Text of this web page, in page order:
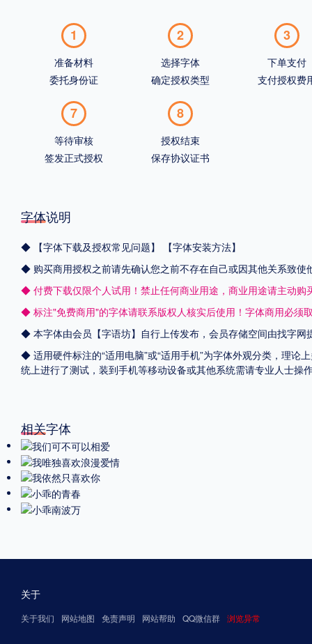
1
准备材料
委托身份证
2
选择字体
确定授权类型
3
下单支付
支付授权费
7
等待审核
签发正式授权
8
授权结束
保存协议证书
字体说明
◆ 【字体下载及授权常见问题】
【字体安装方法】
◆ 购买商用授权之前请先确认您之前不存在自己或因其他关系致使
◆ 付费下载仅限个人试用！禁止任何商业用途，商业用途请主动购
◆ 标注"免费商用"的字体请联系版权人核实后使用！字体商用必须
◆ 本字体由会员【字语坊】自行上传发布，会员存储空间由找字
◆ 适用硬件标注的“适用电脑”或“适用手机”为字体外观分类，理论
统上进行了测试，装到手机等移动设备或其他系统需请专业人士
相关字体
关于
关于我们 网站地图 免责声明 网站帮助 QQ微信群 浏览异常